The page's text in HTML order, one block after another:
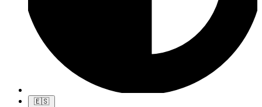
🇪🇸